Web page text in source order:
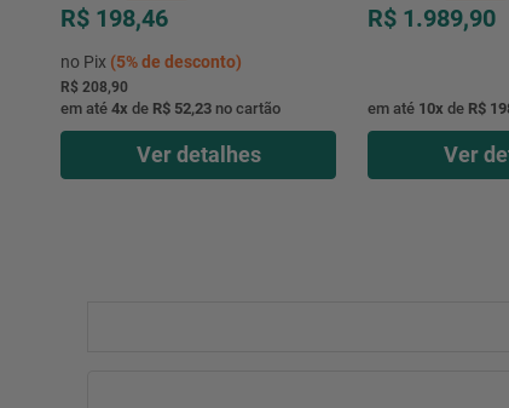
R$ 198,46
no Pix (5%de desconto)
R$ 208,90
em até 4x de R$ 52,23 no cartão
Ver detalhes
R$ 1.989,90
em até 10x de R$
Ver